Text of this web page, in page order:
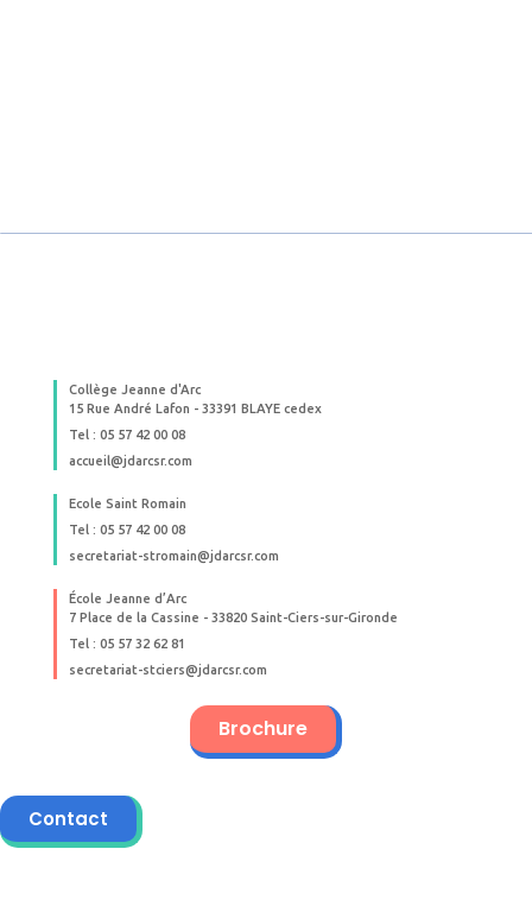
Collège Jeanne d'Arc
15 Rue André Lafon - 33391 BLAYE cedex
Tel : 05 57 42 00 08
accueil@jdarcsr.com
Ecole Saint Romain
Tel : 05 57 42 00 08
secretariat-stromain@jdarcsr.com
École Jeanne d’Arc
7 Place de la Cassine - 33820 Saint-Ciers-sur-Gironde
Tel : 05 57 32 62 81
secretariat-stciers@jdarcsr.com
Brochure
Contact